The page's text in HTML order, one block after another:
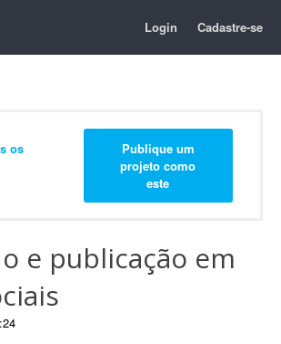
Login Cadastre-se
os
Publique um
projeto como
este
e publicação em